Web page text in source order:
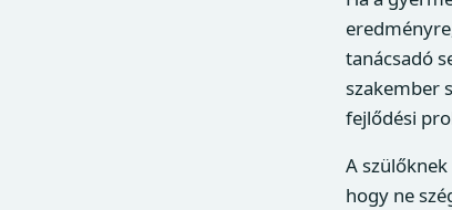
tanácsadó
szakember
fejlődési
A
hogy ne